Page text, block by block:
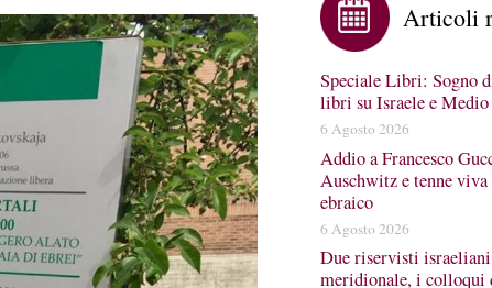
Articoli
Speciale Libri: Sogno
libri su Israele e
6 Agosto 2026
Addio a Francesco
Auschwitz e tenne
ebraico
6 Agosto 2026
Due riservisti
meridionale, i colloqui